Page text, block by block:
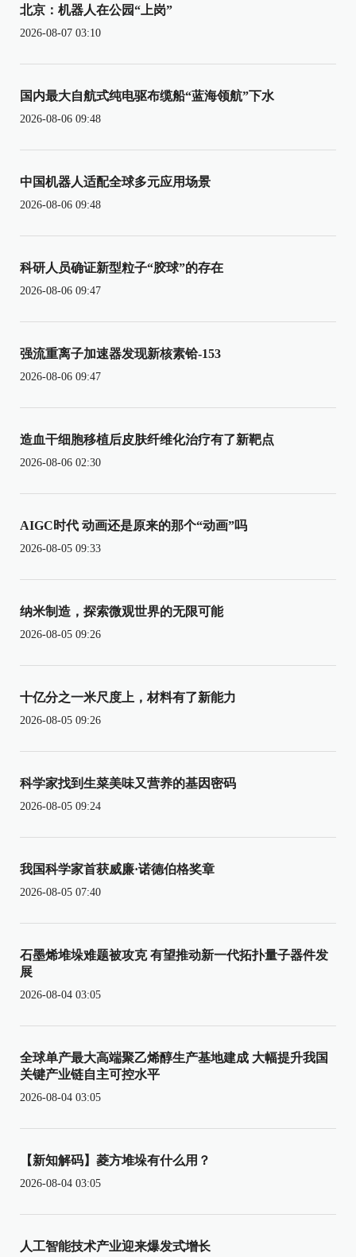
北京：机器人在公园“上岗”
2026-08-07 03:10
国内最大自航式纯电驱布缆船“蓝海领航”下水
2026-08-06 09:48
中国机器人适配全球多元应用场景
2026-08-06 09:48
科研人员确证新型粒子“胶球”的存在
2026-08-06 09:47
强流重离子加速器发现新核素铪-153
2026-08-06 09:47
造血干细胞移植后皮肤纤维化治疗有了新靶点
2026-08-06 02:30
AIGC时代 动画还是原来的那个“动画”吗
2026-08-05 09:33
纳米制造，探索微观世界的无限可能
2026-08-05 09:26
十亿分之一米尺度上，材料有了新能力
2026-08-05 09:26
科学家找到生菜美味又营养的基因密码
2026-08-05 09:24
我国科学家首获威廉·诺德伯格奖章
2026-08-05 07:40
石墨烯堆垛难题被攻克 有望推动新一代拓扑量子器件发
展
2026-08-04 03:05
全球单产最大高端聚乙烯醇生产基地建成 大幅提升我国
关键产业链自主可控水平
2026-08-04 03:05
【新知解码】菱方堆垛有什么用？
2026-08-04 03:05
人工智能技术产业迎来爆发式增长